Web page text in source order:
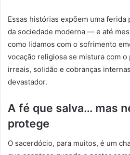
Essas histórias expõem uma
da sociedade moderna — e até
como lidamos com o sofrimento
vocação religiosa se mistura com
irreais, solidão e cobranças
devastador.
A fé que salva… mas
protege
O sacerdócio, para muitos, é um